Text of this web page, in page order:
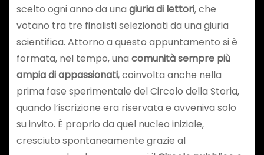
scelto ogni anno da una giuria di lettori, che
votano tra tre finalisti selezionati da una giuria
scientifica. Attorno a questo appuntamento si è
formata, nel tempo, una comunità sempre più
ampia di appassionati, coinvolta anche nella
prima fase sperimentale del Circolo della Storia,
quando l’iscrizione era riservata e avveniva solo
su invito. È proprio da quel nucleo iniziale,
cresciuto spontaneamente grazie al